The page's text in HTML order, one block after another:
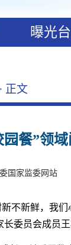
曝光台
正文
园餐”领
委国家监委网站
不新鲜，我
委员会成员